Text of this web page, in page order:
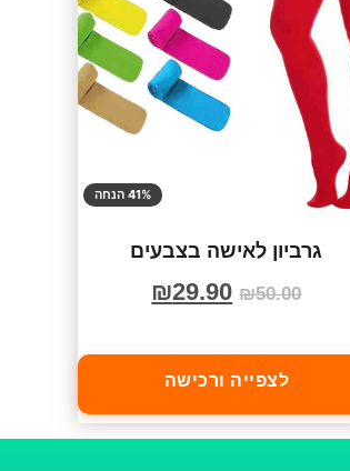
41% הנחה
גרביון לאישה בצבעים
₪50.00
₪29.90
לצפייה ורכישה